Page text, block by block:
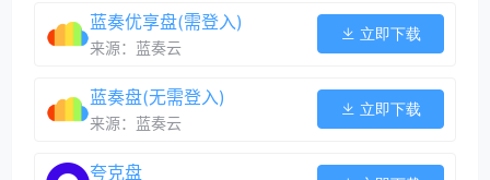
蓝奏优享盘(需登入)
来源：蓝奏云
立即下载
蓝奏盘(无需登入)
来源：蓝奏云
立即下载
夸克盘